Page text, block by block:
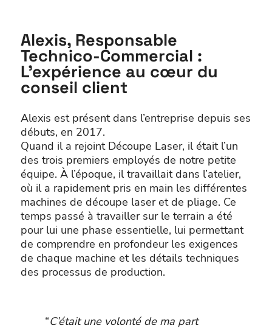
Alexis, Responsable
Technico-Commercial :
L’expérience au cœur du
conseil client
Alexis est présent dans l’entreprise depuis ses
débuts, en 2017.
Quand il a rejoint Découpe Laser, il était l’un
des trois premiers employés de notre petite
équipe. À l’époque, il travaillait dans l’atelier,
où il a rapidement pris en main les différentes
machines de découpe laser et de pliage. Ce
temps passé à travailler sur le terrain a été
pour lui une phase essentielle, lui permettant
de comprendre en profondeur les exigences
de chaque machine et les détails techniques
des processus de production.
“C’était une volonté de ma part